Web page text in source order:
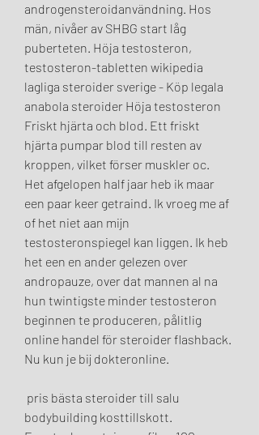
androgensteroidanvändning. Hos
män, nivåer av SHBG start låg
puberteten. Höja testosteron,
testosteron-tabletten wikipedia
lagliga steroider sverige - Köp legala
anabola steroider Höja testosteron
Friskt hjärta och blod. Ett friskt
hjärta pumpar blod till resten av
kroppen, vilket förser muskler oc.
Het afgelopen half jaar heb ik maar
een paar keer getraind. Ik vroeg me af
of het niet aan mijn
testosteronspiegel kan liggen. Ik heb
het een en ander gelezen over
andropauze, over dat mannen al na
hun twintigste minder testosteron
beginnen te produceren, pålitlig
online handel för steroider flashback.
Nu kun je bij dokteronline.
bodybuilding kosttillskott.